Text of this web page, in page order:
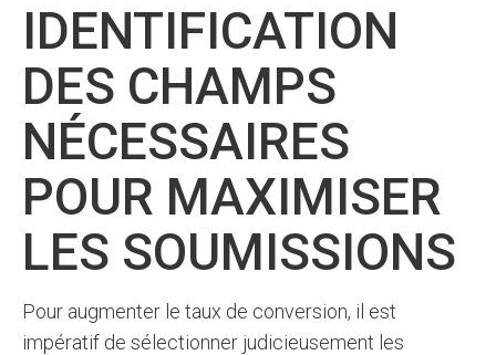
IDENTIFICATION
DES CHAMPS
NÉCESSAIRES
POUR MAXIMISER
LES SOUMISSIONS
Pour augmenter le taux de conversion, il est
impératif de sélectionner judicieusement les